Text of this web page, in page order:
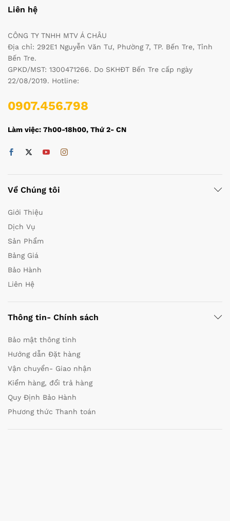
Liên hệ
CÔNG TY TNHH MTV Á CHÂU
Địa chỉ: 292E1 Nguyễn Văn Tư, Phường 7, TP. Bến Tre, Tỉnh
Bến Tre.
GPKD/MST: 1300471266. Do SKHĐT Bến Tre cấp ngày
22/08/2019. Hotline:
0907.456.798
Làm việc: 7h00-18h00, Thứ 2- CN
Về Chúng tôi
Giới Thiệu
Dịch Vụ
Sản Phẩm
Bảng Giá
Bảo Hành
Liên Hệ
Thông tin- Chính sách
Bảo mật thông tinh
Hướng dẫn Đặt hàng
Vận chuyển- Giao nhận
Kiểm hàng, đổi trả hàng
Quy Định Bảo Hành
Phương thức Thanh toán